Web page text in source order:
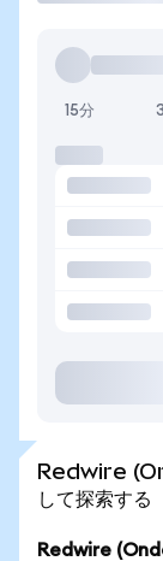
15分
Redwire
して探索する
Redwire